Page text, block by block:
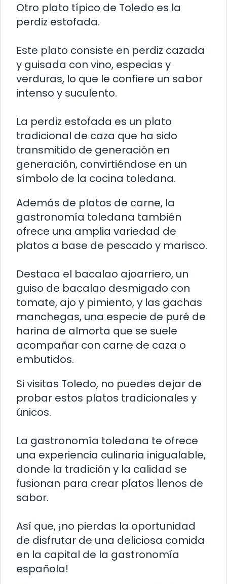
Otro plato típico de Toledo es la
perdiz estofada.
Este plato consiste en perdiz cazada
y guisada con vino, especias y
verduras, lo que le confiere un sabor
intenso y suculento.
La perdiz estofada es un plato
tradicional de caza que ha sido
transmitido de generación en
generación, convirtiéndose en un
símbolo de la cocina toledana.
Además de platos de carne, la
gastronomía toledana también
ofrece una amplia variedad de
platos a base de pescado y marisco.
Destaca el bacalao ajoarriero, un
guiso de bacalao desmigado con
tomate, ajo y pimiento, y las gachas
manchegas, una especie de puré de
harina de almorta que se suele
acompañar con carne de caza o
embutidos.
Si visitas Toledo, no puedes dejar de
probar estos platos tradicionales y
únicos.
La gastronomía toledana te ofrece
una experiencia culinaria inigualable,
donde la tradición y la calidad se
fusionan para crear platos llenos de
sabor.
Así que, ¡no pierdas la oportunidad
de disfrutar de una deliciosa comida
en la capital de la gastronomía
española!